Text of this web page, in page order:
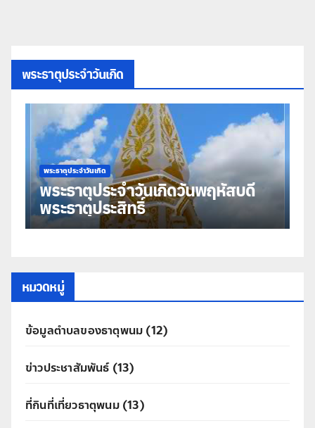
พระธาตุประจำวันเกิด
พระธาตุประจำวันเกิด
พระธาตุประจำวันเกิดวันพฤหัสบดี
พระธาตุประสิทธิ์
หมวดหมู่
ข้อมูลตำบลของธาตุพนม (12)
ข่าวประชาสัมพันธ์(13)
ที่กินที่เที่ยวธาตุพนม(13)